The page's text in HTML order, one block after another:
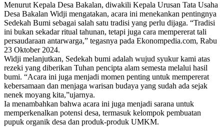
Menurut Kepala Desa Bakalan, diwakili Kepala Urusan Tata Usaha
Desa Bakalan Widji mengatakan, acara ini menekankan pentingnya
Sedekah Bumi sebagai salah satu tradisi yang perlu dijaga. “Tradisi
ini bukan sekadar ritual tahunan, tetapi juga cara mempererat tali
persaudaraan antarwarga,” tegasnya pada Ekonompedia.com, Rabu
23 Oktober 2024.
Widji melanjutkan, Sedekah bumi adalah wujud syukur kami atas
rezeki yang diberikan Tuhan pencipta alam semesta melalui hasil
bumi. “Acara ini juga menjadi momen penting untuk mempererat
kebersamaan dan menjaga warisan budaya yang sudah ada sejak
nenek moyang kita,”ujarnya.
Ia menambahkan bahwa acara ini juga menjadi sarana untuk
memperkenalkan potensi desa, termasuk kelompok pembuatan
pupuk organik desa dan produk-produk UMKM.